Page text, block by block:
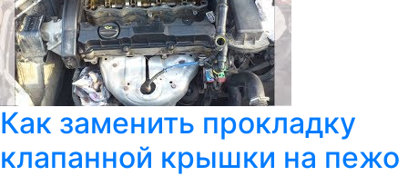
Как заменить прокладку
клапанной крышки на пежо